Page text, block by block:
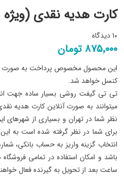
کارت هدیه نقدی
10 دیدگاه
875٬000 تومان
این محصول مخصوص پرداخت به صورت
کنسل خواهد شد.
تی تی گیفت روشی بسیار ساده جهت
میتوانند به صورت آنلاین کارت هدیه
نظر شما در تهران و بسیاری از
برای شما در نظر گرفته شده است به
انتخاب گزینه واریز به حساب بانکی،
ساعت بعد از تحویل به گیرنده فعال